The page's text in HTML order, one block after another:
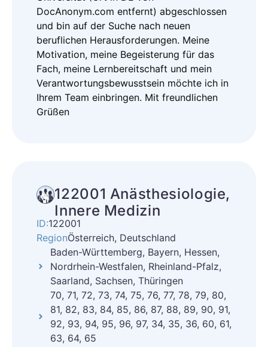
DocAnonym.com entfernt) abgeschlossen
und bin auf der Suche nach neuen
beruflichen Herausforderungen. Meine
Motivation, meine Begeisterung für das
Fach, meine Lernbereitschaft und mein
Verantwortungsbewusstsein möchte ich in
Ihrem Team einbringen. Mit freundlichen
Grüßen
122001 Anästhesiologie,
Innere Medizin
ID:122001
RegionÖsterreich, Deutschland
Baden-Württemberg, Bayern, Hessen,
Nordrhein-Westfalen, Rheinland-Pfalz,
Saarland, Sachsen, Thüringen
70, 71, 72, 73, 74, 75, 76, 77, 78, 79, 80,
81, 82, 83, 84, 85, 86, 87, 88, 89, 90, 91,
92, 93, 94, 95, 96, 97, 34, 35, 36, 60, 61,
63, 64, 65